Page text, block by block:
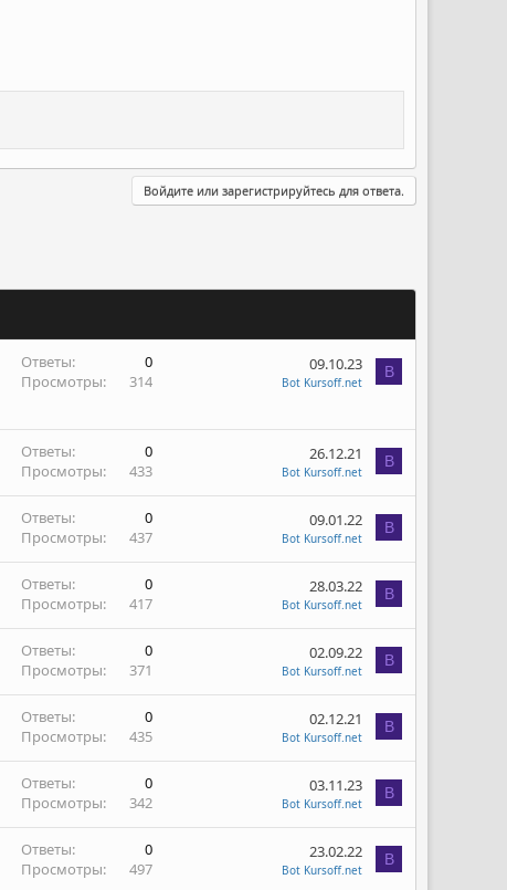
Войдите или зарегистрируйтесь для ответа.
Ответы
0
Просмотры
314
09.10.23
Bot Kursoff.net
B
Ответы
0
Просмотры
433
26.12.21
Bot Kursoff.net
B
Ответы
0
Просмотры
437
09.01.22
Bot Kursoff.net
B
Ответы
0
Просмотры
417
28.03.22
Bot Kursoff.net
B
Ответы
0
Просмотры
371
02.09.22
Bot Kursoff.net
B
Ответы
0
Просмотры
435
02.12.21
Bot Kursoff.net
B
Ответы
0
Просмотры
342
03.11.23
Bot Kursoff.net
B
Ответы
0
Просмотры
497
23.02.22
Bot Kursoff.net
B